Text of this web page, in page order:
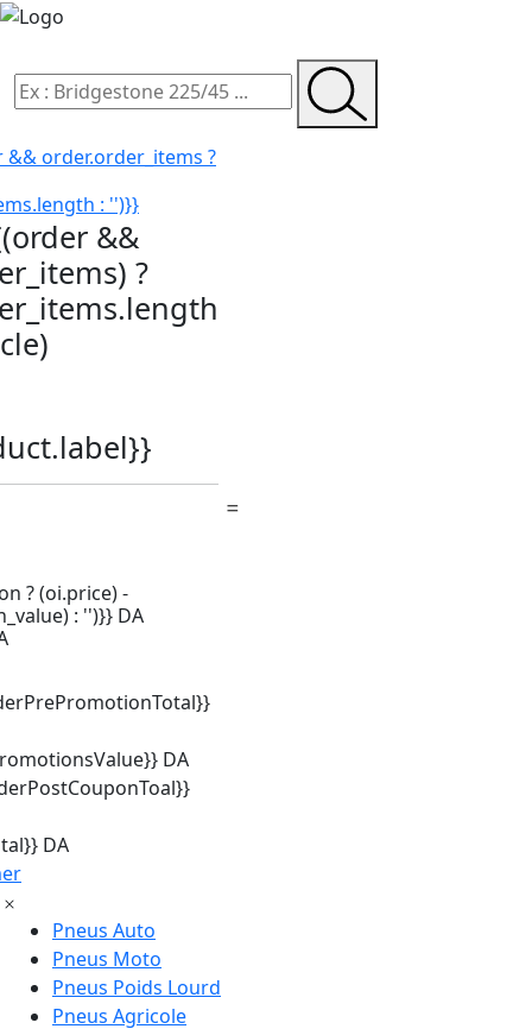
order.order_items ?
: '')}}
&&
?
? (oi.price) -
: '')}} DA
DA
DA
Pneus Auto
Pneus Moto
Pneus Poids Lourd
Pneus Agricole